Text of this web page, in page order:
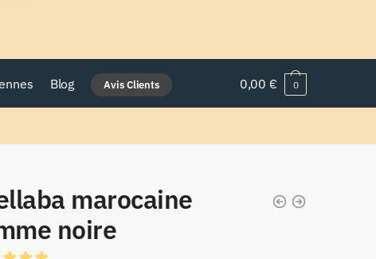
Blog Avis Clients 0,00 € 0
marocaine
noire